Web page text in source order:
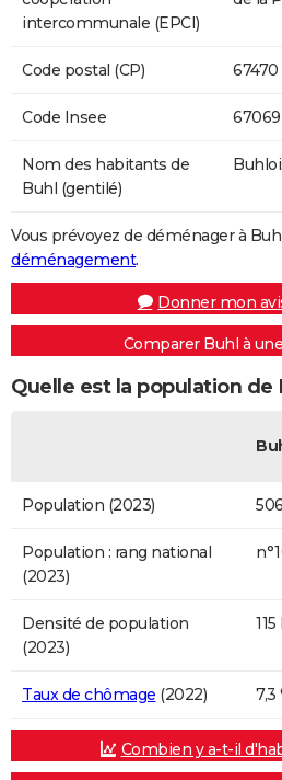
intercommunale (EPCI)
Code postal (CP) 67470
Code Insee 67069
Nom des habitants de
Buhl (gentilé)
Vous prévoyez de déménager à
déménagement.
Donner mon
Comparer Buhl à
Quelle est la population de
Population (2023)
Population : rang national
(2023)
Densité de population
(2023)
Taux de chômage (2022) 7,3
Combien y a-t-il